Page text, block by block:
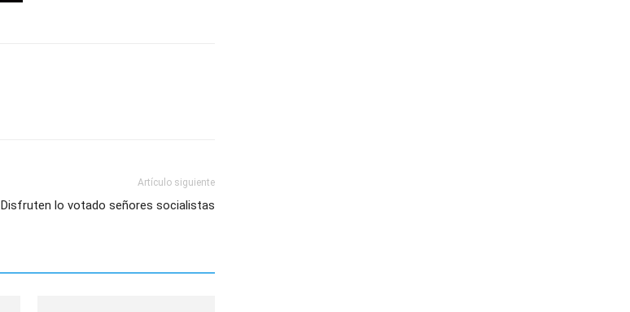
Artículo siguiente
Disfruten lo votado señores socialistas